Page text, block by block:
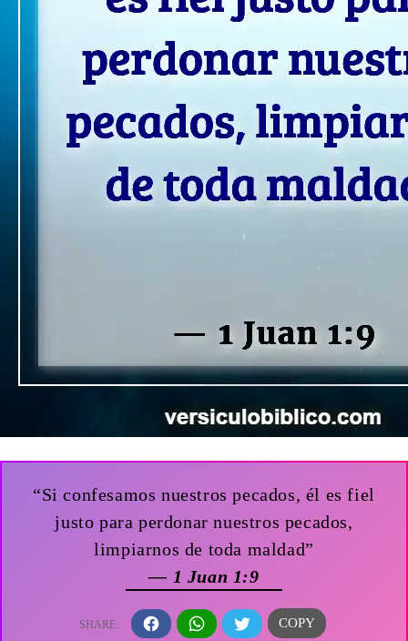
“Si confesamos nuestros pecados, él es fiel
justo para perdonar nuestros pecados,
limpiarnos de toda maldad”
— 1 Juan 1:9